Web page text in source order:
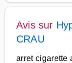
Avis sur
CRAU
arret cigarette